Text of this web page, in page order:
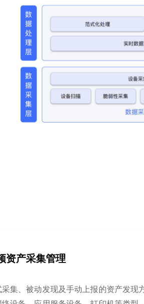
集、被动发现及手动上报的资产发现
资产采集管理